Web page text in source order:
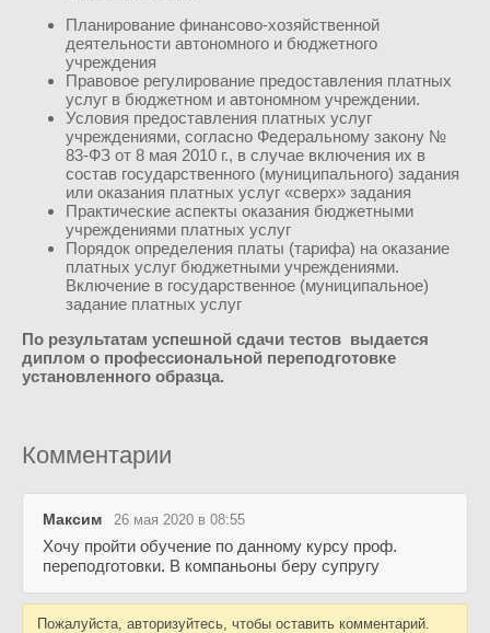
Планирование финансово-хозяйственной
деятельности автономного и бюджетного
учреждения
Правовое регулирование предоставления платных
услуг в бюджетном и автономном учреждении.
Условия предоставления платных услуг
учреждениями, согласно Федеральному закону №
83-ФЗ от 8 мая 2010 г., в случае включения их в
состав государственного (муниципального) задания
или оказания платных услуг «сверх» задания
Практические аспекты оказания бюджетными
учреждениями платных услуг
Порядок определения платы (тарифа) на оказание
платных услуг бюджетными учреждениями.
Включение в государственное (муниципальное)
задание платных услуг
По результатам успешной сдачи тестов выдается
диплом о профессиональной переподготовке
установленного образца.
Комментарии
Максим 26 мая 2020 в 08:55
Хочу пройти обучение по данному курсу проф.
переподготовки. В компаньоны беру супругу
Пожалуйста, авторизуйтесь, чтобы оставить комментарий.